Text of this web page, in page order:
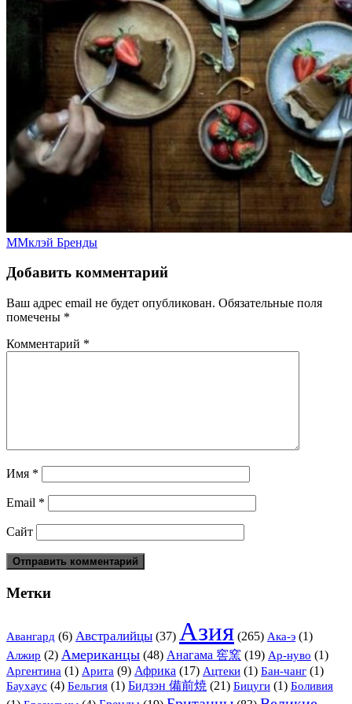
ММклэй Бренды
Добавить комментарий
Ваш адрес email не будет опубликован. Обязательные поля
помечены *
Комментарий *
Имя *
Email *
Сайт
Метки
Авангард (6) Австралийцы (37) Азия (265) Ака-э (1)
Алжир (2) Американцы (48) Анагама 窖窯 (19) Ар-нуво (1)
Аргентина (1) Арита (9) Африка (17) Ацтеки (1) Бан-чанг (1)
Баухаус (4) Бельгия (1) Бидзэн 備前焼 (21) Бицуги (1) Боливия